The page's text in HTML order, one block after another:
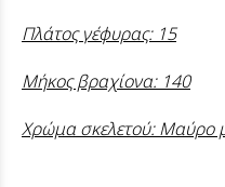
Πλάτος γέφυρας: 15
Μήκος βραχίονα: 140
Χρώμα σκελετού: Μαύρο